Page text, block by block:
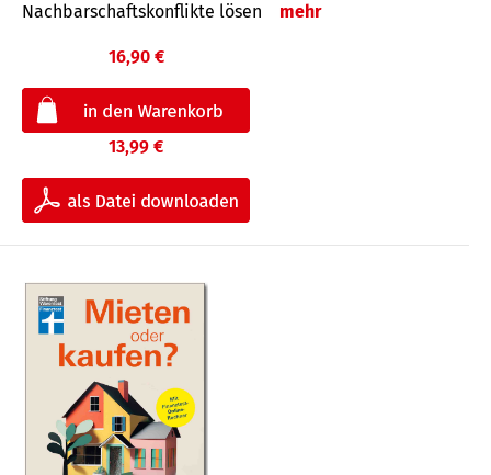
Nach­bar­schafts­konflikte lösen mehr
16,90 €
13,99 €